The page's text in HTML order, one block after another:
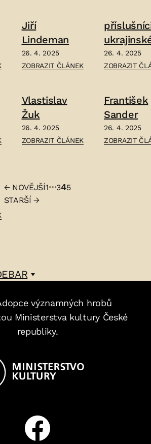
DURDUKOVSKÁ
–
–
Jiří
Lindeman
26. 4. 2025
ČLÁNEK:
–
ZOBRAZIT ČLÁNEK
haličské
armády
26. 4. 2025
ČLÁNEK:
HALIČSKÉ
ARMÁDY
–
ZOBRAZIT
Vlastislav
Žuk
26. 4. 2025
ČLÁNEK:
ZOBRAZIT ČLÁNEK
František
Sander
26. 4. 2025
ČLÁNEK:
ZOBRAZIT
Stránkování
← NOVĚJŠÍ1…345
STARŠÍ→
významných hrobů
Ministerstva kultury České
republiky.
Facebook